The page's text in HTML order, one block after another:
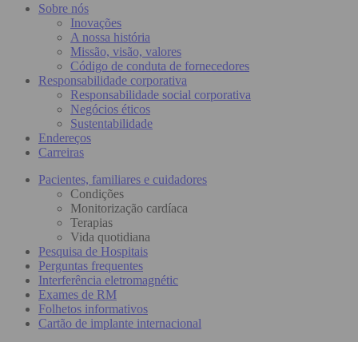
Sobre nós
Inovações
A nossa história
Missão, visão, valores
Código de conduta de fornecedores
Responsabilidade corporativa
Responsabilidade social corporativa
Negócios éticos
Sustentabilidade
Endereços
Carreiras
Pacientes, familiares e cuidadores
Condições
Monitorização cardíaca
Terapias
Vida quotidiana
Pesquisa de Hospitais
Perguntas frequentes
Interferência eletromagnétic
Exames de RM
Folhetos informativos
Cartão de implante internacional